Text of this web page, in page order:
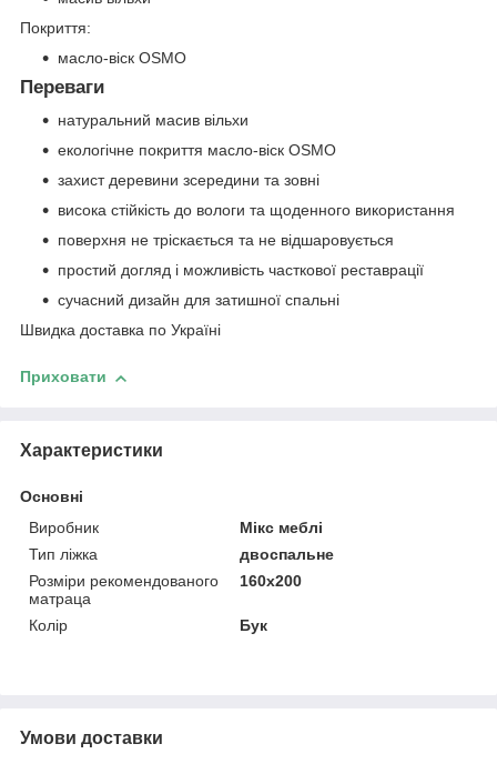
Покриття:
масло-віск OSMO
Переваги
натуральний масив вільхи
екологічне покриття масло-віск OSMO
захист деревини зсередини та зовні
висока стійкість до вологи та щоденного використання
поверхня не тріскається та не відшаровується
простий догляд і можливість часткової реставрації
сучасний дизайн для затишної спальні
Швидка доставка по Україні
Приховати
Характеристики
Основні
Виробник
Мікс меблі
Тип ліжка
двоспальне
Розміри рекомендованого
матраца
160х200
Колір Бук
Умови доставки